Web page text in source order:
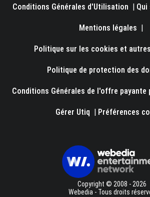
Conditions Générales d'Utilisation
Mentions légales
Politique sur les cookies et
Politique de protection des
Conditions Générales de l'offre payante
Gérer Utiq Préférences
Copyright © 2008 - 2026
Webedia - Tous droits